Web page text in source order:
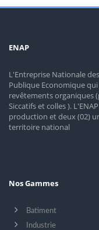
ENAP
L'Entreprise Nationale
Publique Economique
revêtements organiques
Siccatifs et colles ).
production et deux (02)
territoire national
Nos Gammes
Batiment
Industrie